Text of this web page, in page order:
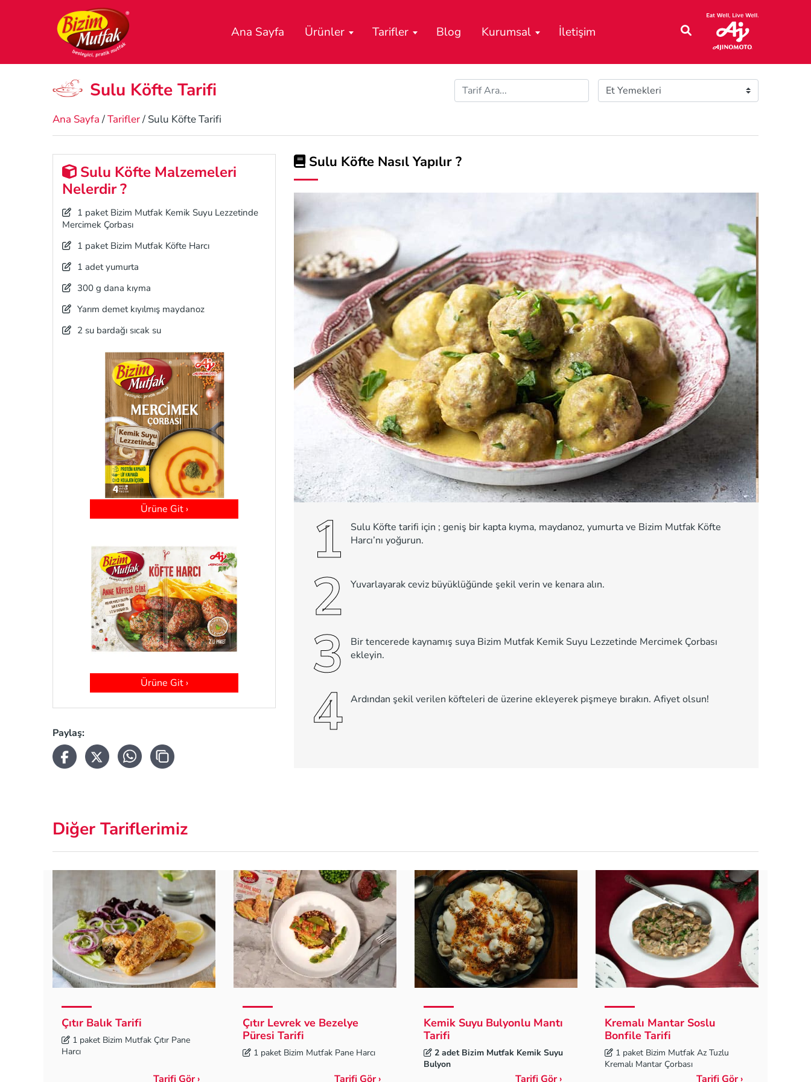
Ana Sayfa Ürünler Tarifler Blog Kurumsal İletişim
Sulu Köfte Tarifi
Ana Sayfa /Tarifler/ Sulu Köfte Tarifi
Sulu Köfte Malzemeleri
Nelerdir ?
1 paket Bizim Mutfak Kemik Suyu Lezzetinde
Mercimek Çorbası
1 paket Bizim Mutfak Köfte Harcı
1 adet yumurta
300 g dana kıyma
Yarım demet kıyılmış maydanoz
2 su bardağı sıcak su
Ürüne Git ›
Ürüne Git ›
Paylaş:
Sulu Köfte Nasıl Yapılır ?
1
Sulu Köfte tarifi için ; geniş bir kapta kıyma, maydanoz, yumurta ve Bizim Mutfak Köfte
Harcı’nı yoğurun.
2 Yuvarlayarak ceviz büyüklüğünde şekil verin ve kenara alın.
3
Bir tencerede kaynamış suya Bizim Mutfak Kemik Suyu Lezzetinde Mercimek Çorbası
ekleyin.
4 Ardından şekil verilen köfteleri de üzerine ekleyerek pişmeye bırakın. Afiyet olsun!
Diğer Tariflerimiz
Çıtır Balık Tarifi
1 paket Bizim Mutfak Çıtır Pane
Harcı
Tarifi Gör ›
Çıtır Levrek ve Bezelye
Püresi Tarifi
1 paket Bizim Mutfak Pane Harcı
Tarifi Gör ›
Kemik Suyu Bulyonlu Mantı
Tarifi
2 adet Bizim Mutfak Kemik Suyu
Bulyon
Tarifi Gör ›
Kremalı Mantar Soslu
Bonfile Tarifi
1 paket Bizim Mutfak Az Tuzlu
Kremalı Mantar Çorbası
Tarifi Gör ›